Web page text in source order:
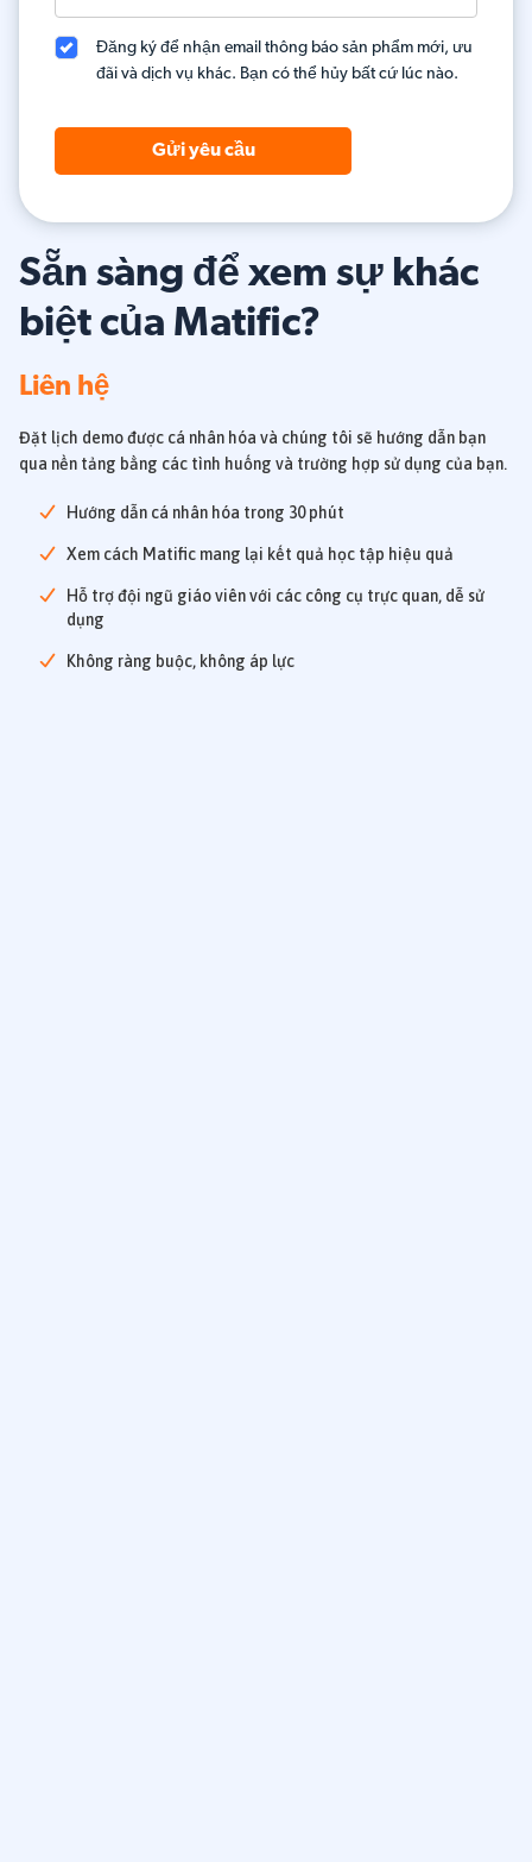
Sẵn sàng để xem sự khác
biệt của Matific?
Liên hệ
Đặt lịch demo được cá nhân hóa và chúng tôi sẽ hướng dẫn bạn
qua nền tảng bằng các tình huống và trường hợp sử dụng của bạn.
Hướng dẫn cá nhân hóa trong 30 phút
Xem cách Matific mang lại kết quả học tập hiệu quả
Hỗ trợ đội ngũ giáo viên với các công cụ trực quan, dễ sử
dụng
Không ràng buộc, không áp lực
Đăng ký để nhận email thông báo sản phẩm mới, ưu
đãi và dịch vụ khác. Bạn có thể hủy bất cứ lúc nào.
Gửi yêu cầu